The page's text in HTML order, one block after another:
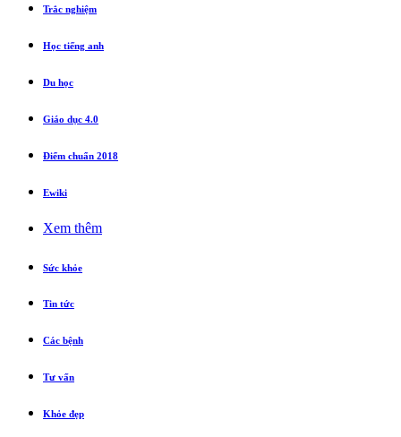
Trắc nghiệm
Học tiếng anh
Du học
Giáo dục 4.0
Điểm chuẩn 2018
Ewiki
Xem thêm
Sức khỏe
Tin tức
Các bệnh
Tư vấn
Khỏe đẹp